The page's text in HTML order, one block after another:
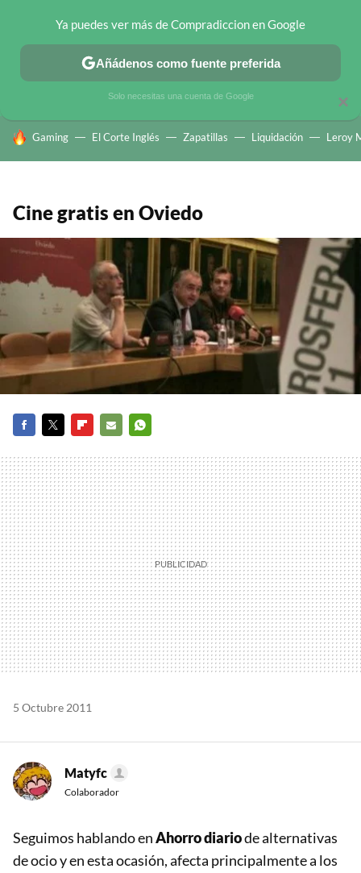
CHOLLOS TELEGRAM OFERTAS EN MÓVILES OFERTAS EN
HOY SE HABLA DE
Gaming El Corte Inglés Zapatillas Liquidación Leroy
Cine gratis en Oviedo
MAIL
5 Octubre 2011
Matyfc
Colaborador
Seguimos hablando enAhorro diariode alternativas
de ocio y en esta ocasión, afecta principalmente a los
×
Ya puedes ver más de Compradiccion en Google
Añádenos como fuente preferida
Solo necesitas una cuenta de Google